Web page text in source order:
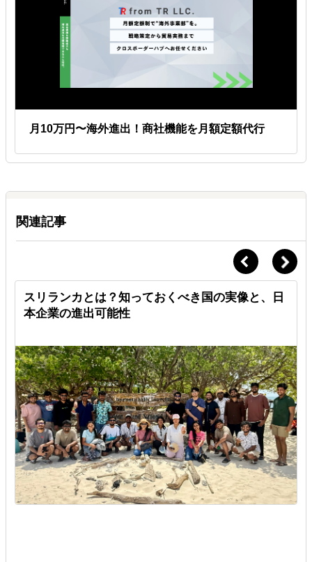
月10万円〜海外進出！商社機能を月額定額代行
関連記事
スリランカとは？知っておくべき国の実像と、日
本企業の進出可能性